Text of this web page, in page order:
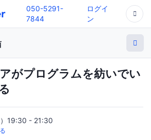
050-5291-
7844
ログイ
ン
がプログラムを紡いでい
19:30 - 21:30